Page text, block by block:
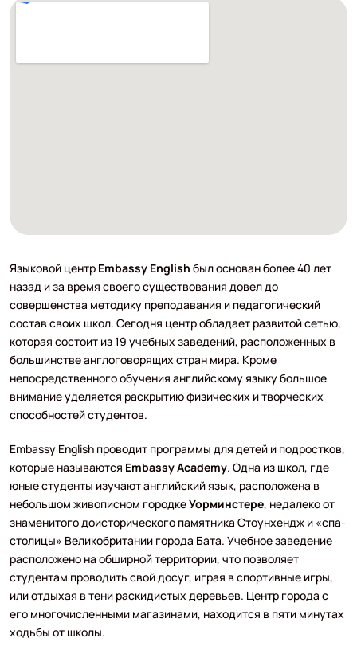
Языковой центр Embassy English был основан более 40 лет
назад и за время своего существования довел до
совершенства методику преподавания и педагогический
состав своих школ. Сегодня центр обладает развитой сетью,
которая состоит из 19 учебных заведений, расположенных в
большинстве англоговорящих стран мира. Кроме
непосредственного обучения английскому языку большое
внимание уделяется раскрытию физических и творческих
способностей студентов.
Embassy English проводит программы для детей и подростков,
которые называются Embassy Academy. Одна из школ, где
юные студенты изучают английский язык, расположена в
небольшом живописном городкеУорминстере, недалеко от
знаменитого доисторического памятника Стоунхендж и «спа-
столицы» Великобритании города Бата. Учебное заведение
расположено на обширной территории, что позволяет
студентам проводить свой досуг, играя в спортивные игры,
или отдыхая в тени раскидистых деревьев. Центр города с
его многочисленными магазинами, находится в пяти минутах
ходьбы от школы.